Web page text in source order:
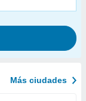
Más ciudades